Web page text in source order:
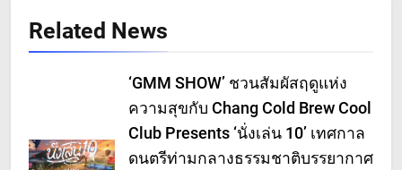
Related News
‘GMM SHOW’ ชวนสัมผัสฤดูแห่ง
ความสุขกับ Chang Cold Brew Cool
Club Presents ‘นั่งเล่น 10’ เทศกาล
ดนตรีท่ามกลางธรรมชาติบรรยากาศ